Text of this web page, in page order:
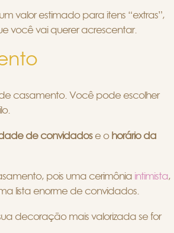
valor estimado para itens “extras”,
você vai querer acrescentar.
de casamento. Você pode escolher
de convidadose o horário da
pois uma cerimônia intimista,
lista enorme de convidados.
decoração mais valorizada se for